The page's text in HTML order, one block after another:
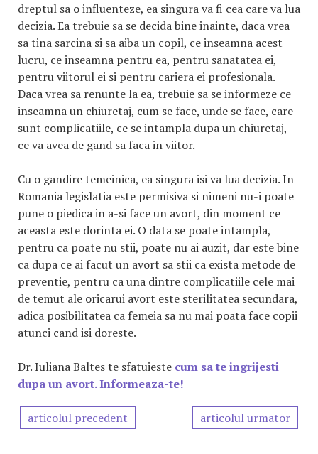
dreptul sa o influenteze, ea singura va fi cea care va lua
decizia. Ea trebuie sa se decida bine inainte, daca vrea
sa tina sarcina si sa aiba un copil, ce inseamna acest
lucru, ce inseamna pentru ea, pentru sanatatea ei,
pentru viitorul ei si pentru cariera ei profesionala.
Daca vrea sa renunte la ea, trebuie sa se informeze ce
inseamna un chiuretaj, cum se face, unde se face, care
sunt complicatiile, ce se intampla dupa un chiuretaj,
ce va avea de gand sa faca in viitor.
Cu o gandire temeinica, ea singura isi va lua decizia. In
Romania legislatia este permisiva si nimeni nu-i poate
pune o piedica in a-si face un avort, din moment ce
aceasta este dorinta ei. O data se poate intampla,
pentru ca poate nu stii, poate nu ai auzit, dar este bine
ca dupa ce ai facut un avort sa stii ca exista metode de
preventie, pentru ca una dintre complicatiile cele mai
de temut ale oricarui avort este sterilitatea secundara,
adica posibilitatea ca femeia sa nu mai poata face copii
atunci cand isi doreste.
Dr. Iuliana Baltes te sfatuieste cum sa te ingrijesti
dupa un avort. Informeaza-te!
articolul precedent articolul urmator